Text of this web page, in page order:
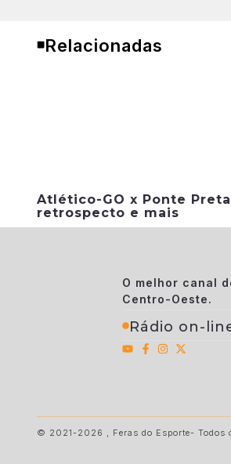
Relacionadas
Atlético-GO x Ponte
retrospecto e mais
O melhor canal
Centro-Oeste.
Rádio on-
© 2021-2026 , Feras do Esporte- Todos